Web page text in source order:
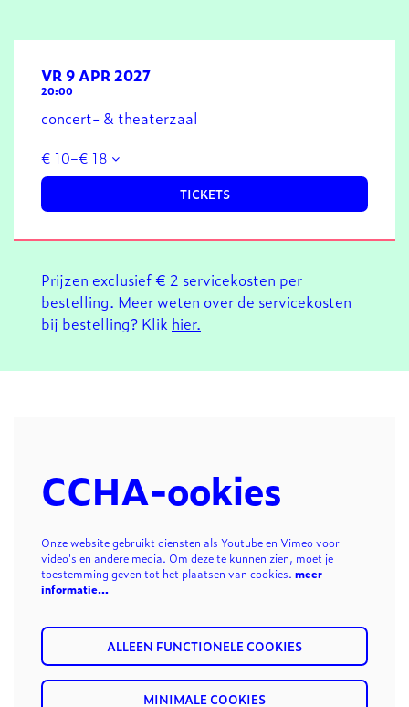
VR 9 APR 2027
20:00
concert- & theaterzaal
€ 10–€ 18
TICKETS
Prijzen exclusief € 2 servicekosten per
bestelling. Meer weten over de servicekosten
bij bestelling? Klik hier.
CCHA-ookies
Onze website gebruikt diensten als Youtube en Vimeo voor
video's en andere media. Om deze te kunnen zien, moet je
toestemming geven tot het plaatsen van cookies. meer
informatie…
ALLEEN FUNCTIONELE COOKIES
MINIMALE COOKIES